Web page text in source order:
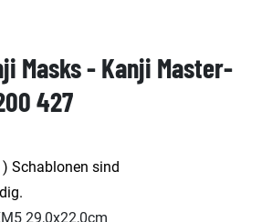
Masks - Kanji Master-
427
Schablonen sind
29,0x22,0cm